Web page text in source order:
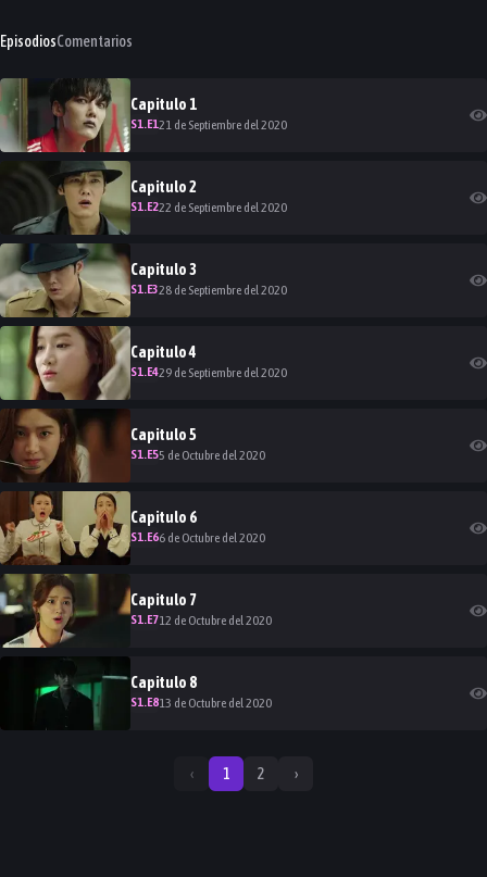
EpisodiosComentarios
Capitulo 1
S1.E121 de Septiembre del 2020
Capitulo2
S1.E222 de Septiembre del 2020
Capitulo3
S1.E328 de Septiembre del 2020
Capitulo4
S1.E429 de Septiembre del 2020
Capitulo5
S1.E55 de Octubre del 2020
Capitulo 6
S1.E66 de Octubre del 2020
Capitulo 7
S1.E712 de Octubre del 2020
Capitulo 8
S1.E813 de Octubre del 2020
‹ 1 2 ›